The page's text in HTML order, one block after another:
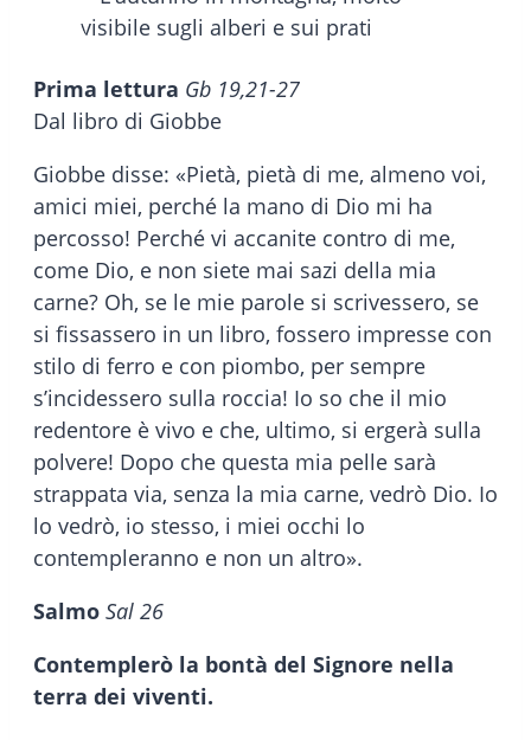
Prima lettura Gb 19,21-27
Dal libro di Giobbe
Giobbe disse: «Pietà, pietà di me, almeno voi,
amici miei, perché la mano di Dio mi ha
percosso! Perché vi accanite contro di me,
come Dio, e non siete mai sazi della mia
carne? Oh, se le mie parole si scrivessero, se
si fissassero in un libro, fossero impresse con
stilo di ferro e con piombo, per sempre
s’incidessero sulla roccia! Io so che il mio
redentore è vivo e che, ultimo, si ergerà sulla
polvere! Dopo che questa mia pelle sarà
strappata via, senza la mia carne, vedrò Dio. Io
lo vedrò, io stesso, i miei occhi lo
contempleranno e non un altro».
Salmo Sal 26
Contemplerò la bontà del Signore nella
terra dei viventi.